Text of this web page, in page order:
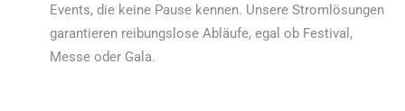
Events, die keine Pause kennen. Unsere Stromlösungen
garantieren reibungslose Abläufe, egal ob Festival,
Messe oder Gala.